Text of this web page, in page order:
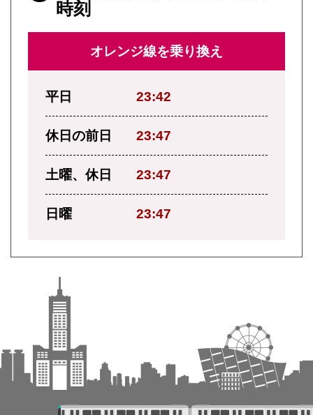
時刻
オレンジ線を乗り換え
平日 23:42
休日の前日 23:47
土曜、休日 23:47
日曜 23:47